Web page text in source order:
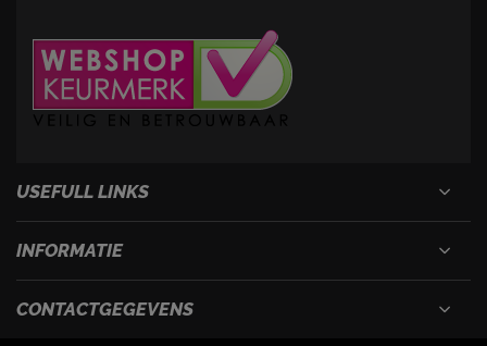
USEFULL LINKS
INFORMATIE
CONTACTGEGEVENS